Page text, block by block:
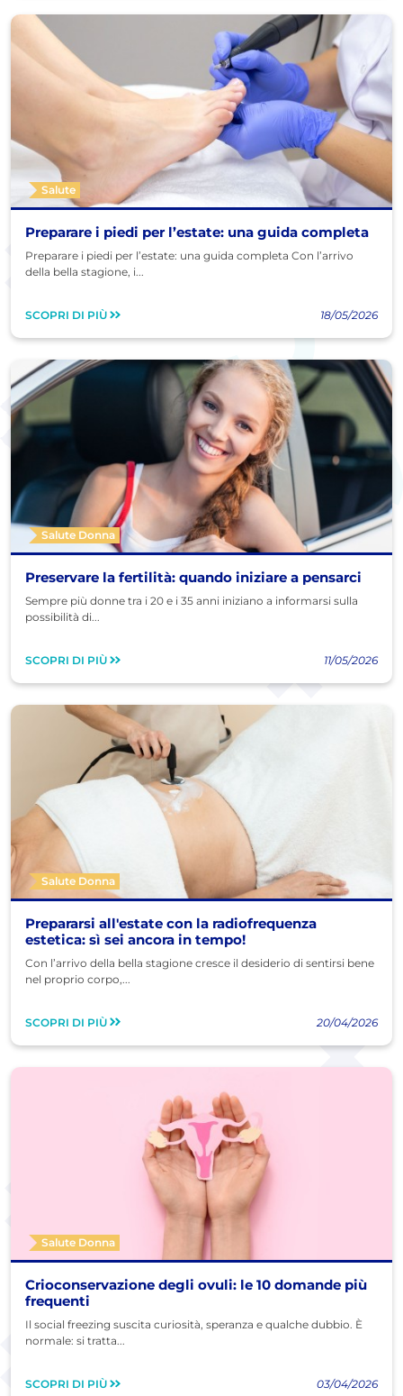
Salute
Preparare i piedi per l’estate: una guida completa
Preparare i piedi per l’estate: una guida completa Con l’arrivo
della bella stagione, i...
SCOPRI DI PIÙ 18/05/2026
Salute Donna
Preservare la fertilità: quando iniziare a pensarci
Sempre più donne tra i 20 e i 35 anni iniziano a informarsi sulla
possibilità di...
SCOPRI DI PIÙ 11/05/2026
Salute Donna
Prepararsi all'estate con la radiofrequenza
estetica: sì sei ancora in tempo!
Con l’arrivo della bella stagione cresce il desiderio di sentirsi bene
nel proprio corpo,...
SCOPRI DI PIÙ 20/04/2026
Salute Donna
Crioconservazione degli ovuli: le 10 domande più
frequenti
Il social freezing suscita curiosità, speranza e qualche dubbio. È
normale: si tratta...
SCOPRI DI PIÙ 03/04/2026